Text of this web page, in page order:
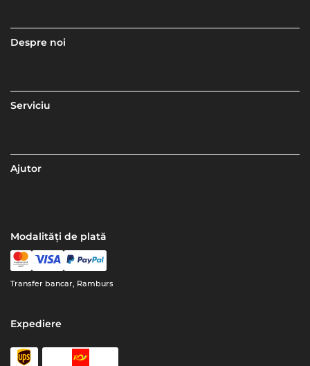
Despre noi
Serviciu
Ajutor
Modalități de plată
Transfer bancar, Ramburs
Expediere